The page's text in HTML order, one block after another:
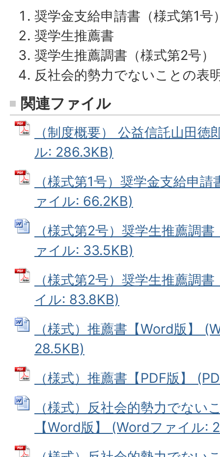
奨学金支給申請書（様式第1号
奨学生推薦書
奨学生推薦調書（様式第2号）
反社会的勢力でないことの表
関連ファイル
（制度概要） 公益信託山田
ル: 286.3KB)
（様式第1号）奨学金支給申
ァイル: 66.2KB)
（様式第2号）奨学生推薦調
ァイル: 33.5KB)
（様式第2号）奨学生推薦調
イル: 83.8KB)
（様式）推薦書【Word版】
28.5KB)
（様式）推薦書【PDF版】
（様式）反社会的勢力でない
【Word版】 (Wordファイル: